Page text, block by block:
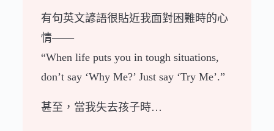
有句英文諺語很貼近我面對困難時的心
情——
“When life puts you in tough situations,
don’t say ‘Why Me?’ Just say ‘Try Me’.”
甚至，當我失去孩子時…